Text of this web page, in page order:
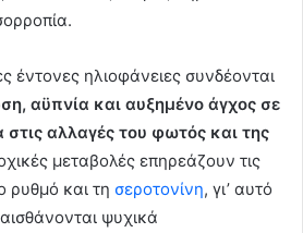
έντονες ηλιοφάνειες συνδέονται
αϋπνία και αυξημένο άγχος σε
στις αλλαγές του φωτός και της
μεταβολές επηρεάζουν τις
ρυθμό και τη σεροτονίνη, γι’ αυτό
ψυχικά